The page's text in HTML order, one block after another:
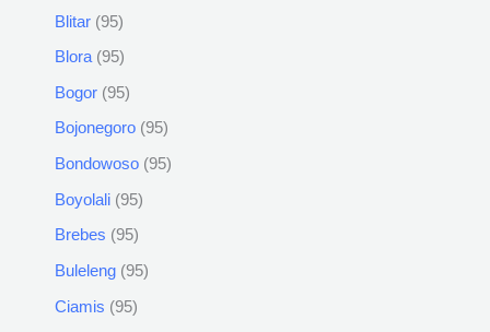
Blitar 95
Blora 95
Bogor 95
Bojonegoro 95
Bondowoso 95
Boyolali 95
Brebes 95
Buleleng 95
Ciamis 95